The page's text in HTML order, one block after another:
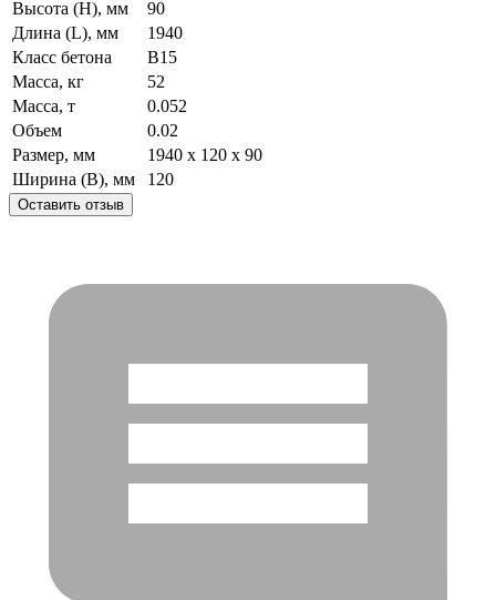
Высота (H), мм
90
Длина (L), мм
1940
Класс бетона
B15
Масса, кг
52
Масса, т
0.052
Объем
0.02
Размер, мм
1940 x 120 x 90
Ширина (B), мм
120
Оставить отзыв